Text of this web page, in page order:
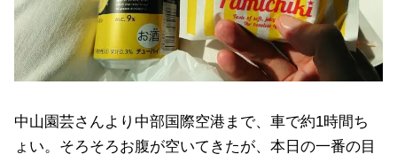
中山園芸さんより中部国際空港まで、車で約1時間ち
ょい。そろそろお腹が空いてきたが、本日の一番の目